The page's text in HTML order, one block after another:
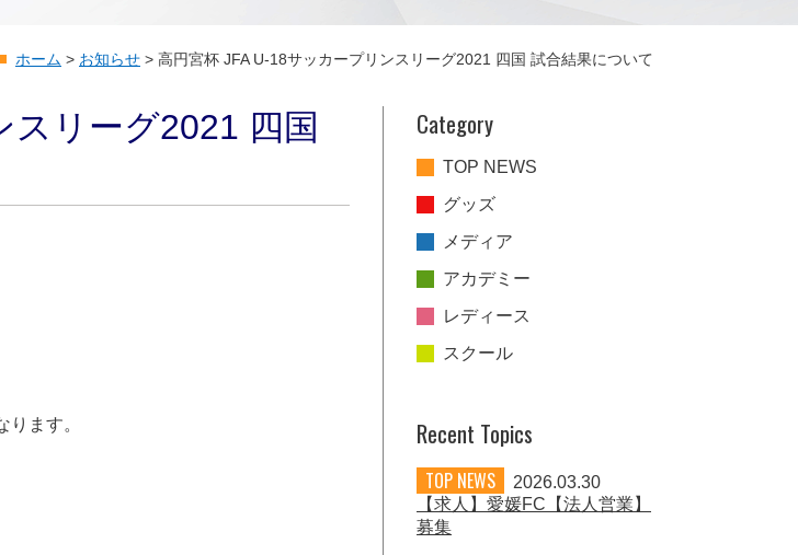
ホーム > お知らせ > 高円宮杯 JFA U-18サッカープリンスリーグ2021 四国 試合結果について
スリーグ2021 四国
ます。
Category
TOP NEWS
グッズ
メディア
アカデミー
レディース
スクール
Recent Topics
TOP NEWS
2026.03.30
【求人】愛媛FC【法人営業】
募集